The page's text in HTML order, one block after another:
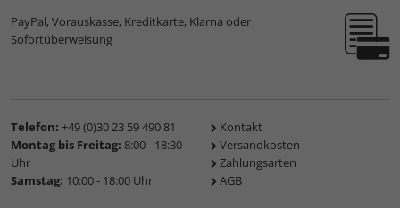
PayPal, Vorauskasse, Kreditkarte, Klarna oder
Sofortüberweisung
Telefon: +49 (0)30 23 59 490 81
Montag bis Freitag: 8:00 - 18:30
Uhr
Samstag: 10:00 - 18:00 Uhr
Kontakt
Versandkosten
Zahlungsarten
AGB